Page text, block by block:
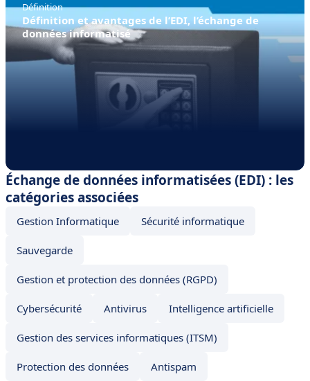
Définition
Définition et avantages de l’EDI, l’échange de
données informatisé
Échange de données informatisées (EDI) : les
catégories associées
Gestion Informatique Sécurité informatique
Sauvegarde
Gestion et protection des données (RGPD)
Cybersécurité Antivirus Intelligence artificielle
Gestion des services informatiques (ITSM)
Protection des données Antispam